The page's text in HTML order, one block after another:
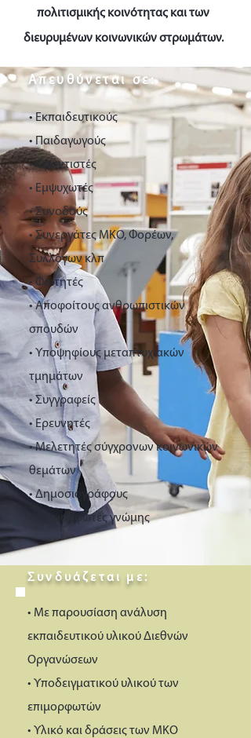
πολιτισμικής κοινότητας και των
διευρυμένων κοινωνικών στρωμάτων.
Απευθύνεται σε:
• Εκπαιδευτικούς
• Παιδαγωγούς
• Φροντιστές
• Εμψυχωτές
• Συνοδούς
• Συνεργάτες ΜΚΟ, Φορέων,
Συλλόγων κλπ
• Φοιτητές
• Αποφοίτους ανθρωπιστικών
σπουδών
• Υποψηφίους μεταπτυχιακών
τμημάτων
• Συγγραφείς
• Ερευνητές
• Μελετητές σύγχρονων κοινωνικών
θεμάτων
• Δημοσιογράφους
• Διαμορφωτές γνώμης
Συνδυάζεται με:
• Με παρουσίαση ανάλυση
εκπαιδευτικού υλικού Διεθνών
Οργανώσεων
• Υποδειγματικού υλικού των
επιμορφωτών
• Υλικό και δράσεις των ΜΚΟ